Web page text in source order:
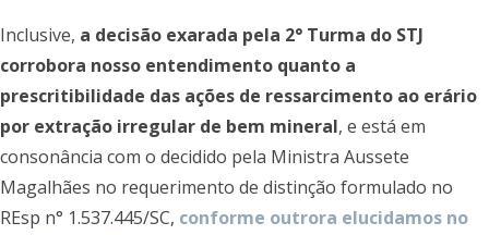
Inclusive, a decisão exarada pela 2° Turma do STJ
corrobora nosso entendimento quanto a
prescritibilidade das ações de ressarcimento ao erário
por extração irregular de bem mineral, e está em
consonância com o decidido pela Ministra Aussete
Magalhães no requerimento de distinção formulado no
REsp n° 1.537.445/SC, conforme outrora elucidamos no